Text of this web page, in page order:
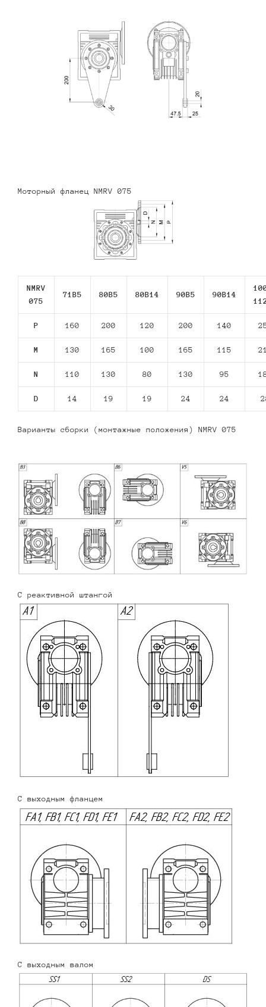
Моторный фланец NMRV 075
NMRV
075
71В5 80В5 80В14 90В5 90В14
P 160 200 120 200 140
M 130 165 100 165 115
N 110 130 80 130 95
D 14 19 19 24 24
Варианты сборки (монтажные положения) NMRV 075
С реактивной штангой
С выходным фланцем
С выходным валом